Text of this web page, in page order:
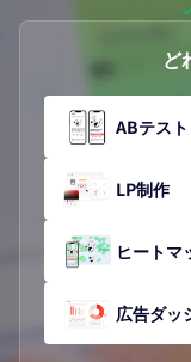
ど
ABテスト
LP制作
ヒートマ
広告ダッ